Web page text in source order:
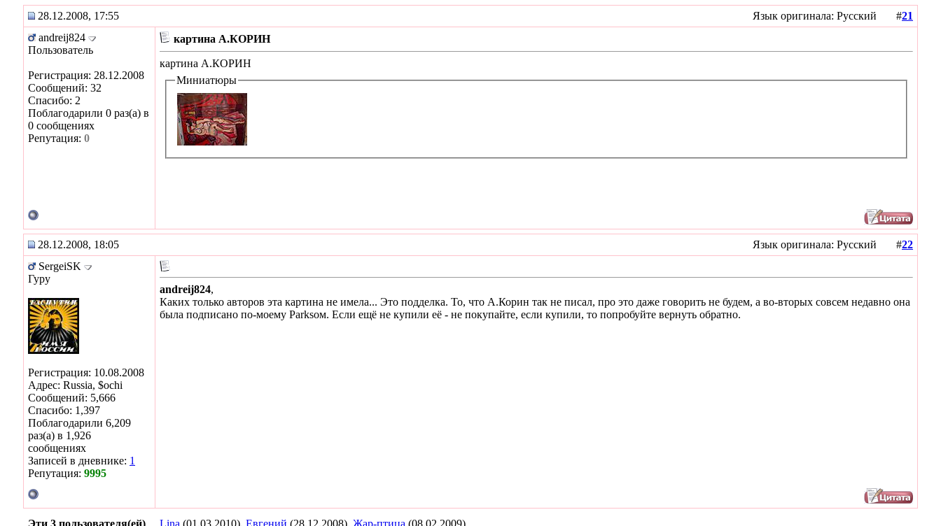
28.12.2008, 17:55
Язык оригинала: Русский #21
andreij824
Пользователь
Регистрация: 28.12.2008
Сообщений: 32
Спасибо: 2
Поблагодарили 0 раз(а) в
0 сообщениях
Репутация: 0
картина А.КОРИН
картина А.КОРИН
Миниатюры
28.12.2008, 18:05 Язык оригинала: Русский #22
SergeiSK
Гуру
Регистрация: 10.08.2008
Адрес: Russia, $ochi
Сообщений: 5,666
Спасибо: 1,397
Поблагодарили 6,209
раз(а) в 1,926
сообщениях
Записей в дневнике: 1
Репутация: 9995
andreij824,
Каких только авторов эта картина не имела... Это подделка. То, что А.Корин так не писал, про это даже говорить не будем, а во-вторых совсем недавно она
была подписано по-моему Parksом. Если ещё не купили её - не покупайте, если купили, то попробуйте вернуть обратно.
Эти 3 пользователя(ей)
Lina (01.03.2010), Евгений (28.12.2008), Жар-птица (08.02.2009)